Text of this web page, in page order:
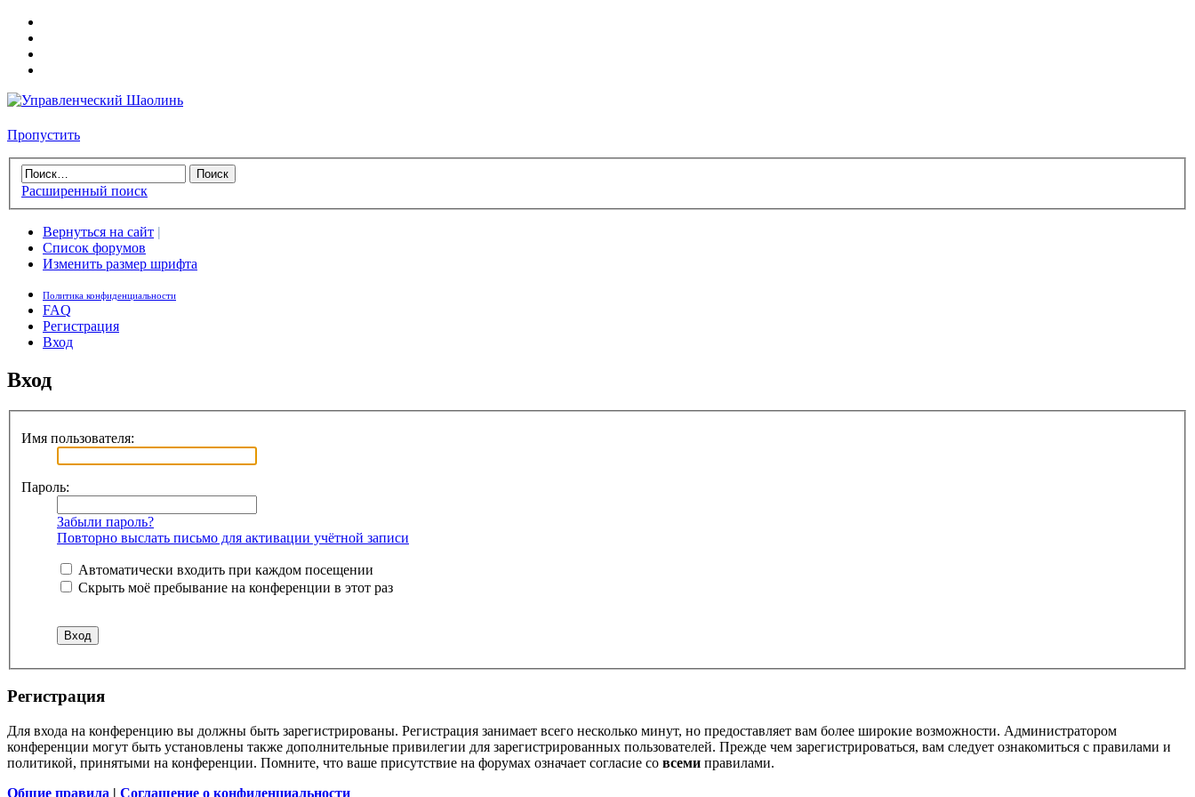
Пропустить
Расширенный поиск
Вернуться на сайт |
Список форумов
Изменить размер шрифта
Политика конфиденциальности
FAQ
Регистрация
Вход
Вход
Имя пользователя:
Пароль:
Забыли пароль?
Повторно выслать письмо для активации учётной записи
Автоматически входить при каждом посещении
Скрыть моё пребывание на конференции в этот раз
Регистрация
Для входа на конференцию вы должны быть зарегистрированы. Регистрация занимает всего несколько минут, но предоставляет вам более широкие возможности. Администратором
конференции могут быть установлены также дополнительные привилегии для зарегистрированных пользователей. Прежде чем зарегистрироваться, вам следует ознакомиться с правилами и
политикой, принятыми на конференции. Помните, что ваше присутствие на форумах означает согласие со всеми правилами.
Общие правила | Соглашение о конфиденциальности